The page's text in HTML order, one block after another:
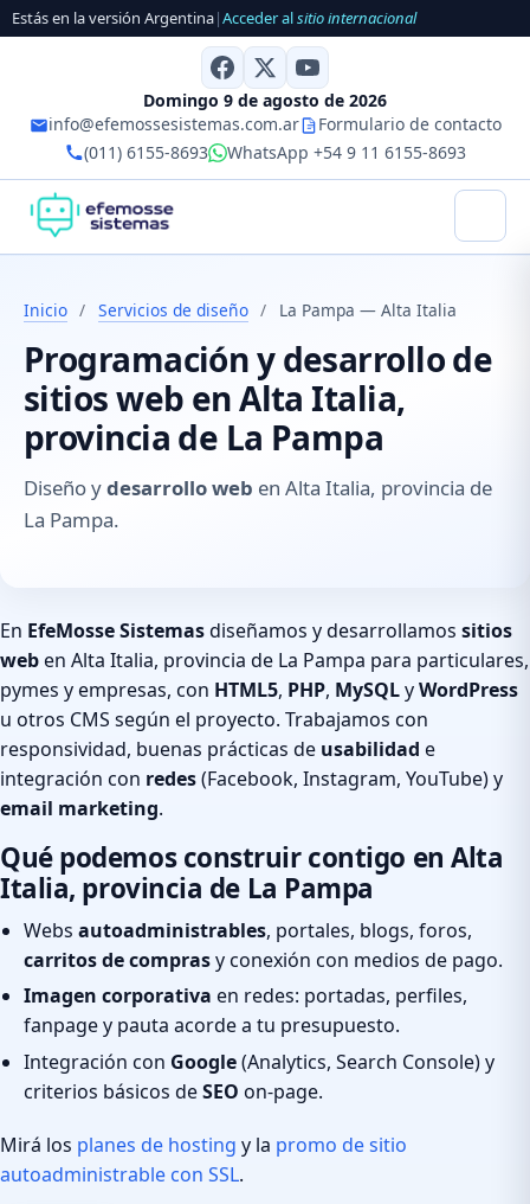
Estás en la versión Argentina|Acceder alsitio internacional
Domingo 9 de agosto de 2026
info@efemossesistemas.com.ar
Formulario de contacto
(011) 6155-8693
WhatsApp +54 9 11 6155-8693
Inicio / Servicios de diseño / La Pampa — Alta Italia
Programación y desarrollo de
sitios web en Alta Italia,
provincia de La Pampa
Diseño ydesarrollo web en Alta Italia, provincia de
La Pampa.
En EfeMosse Sistemasdiseñamos y desarrollamos sitios
weben Alta Italia, provincia de La Pampa para particulares,
pymes y empresas, con HTML5, PHP, MySQLyWordPress
u otros CMS según el proyecto. Trabajamos con
responsividad, buenas prácticas de usabilidad e
integración con redes(Facebook, Instagram, YouTube) y
email marketing.
Qué podemos construir contigo en Alta
Italia, provincia de La Pampa
Webs autoadministrables, portales, blogs, foros,
carritos de comprasy conexión con medios de pago.
Imagen corporativa en redes: portadas, perfiles,
fanpage y pauta acorde a tu presupuesto.
Integración con Google(Analytics, Search Console) y
criterios básicos deSEO on-page.
Mirá los planes de hosting y la promo de sitio
autoadministrable con SSL.